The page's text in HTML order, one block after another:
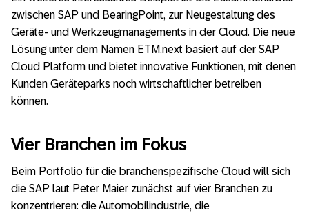
zwischen SAP und BearingPoint, zur Neugestaltung des
Geräte- und Werkzeugmanagements in der Cloud. Die neue
Lösung unter dem Namen ETM.next basiert auf der SAP
Cloud Platform und bietet innovative Funktionen, mit denen
Kunden Geräteparks noch wirtschaftlicher betreiben
können.
Vier Branchen im Fokus
Beim Portfolio für die branchenspezifische Cloud will sich
die SAP laut Peter Maier zunächst auf vier Branchen zu
konzentrieren: die Automobilindustrie, die